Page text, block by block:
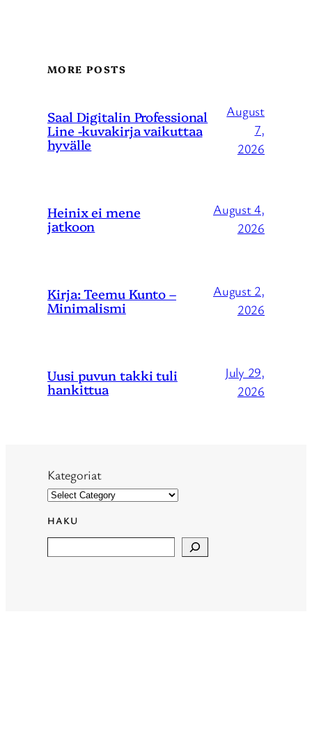
MORE POSTS
Saal Digitalin Professional
Line -kuvakirja vaikuttaa
hyvälle
August
7,
2026
Heinix ei mene
jatkoon
August 4,
2026
Kirja: Teemu Kunto –
Minimalismi
August 2,
2026
Uusi puvun takki tuli
hankittua
July 29,
2026
Kategoriat
HAKU